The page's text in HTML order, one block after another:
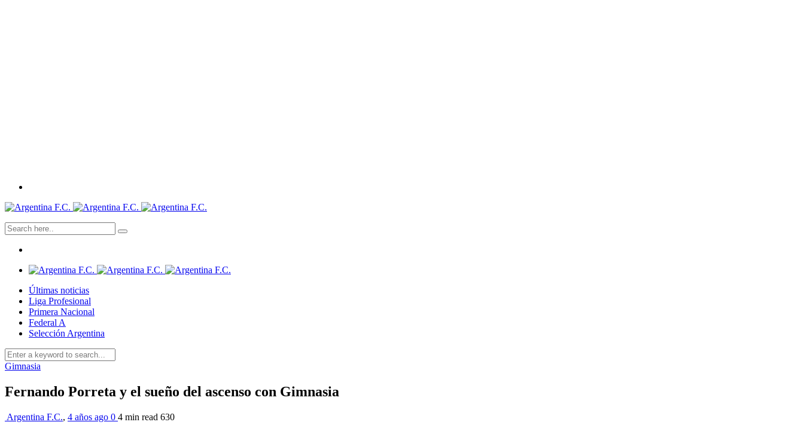
Últimas noticias
Liga Profesional
Primera Nacional
Federal A
Selección Argentina
Gimnasia
Fernando Porreta y el sueño del ascenso con Gimnasia
Argentina F.C., 4 años ago 0 4 min read 630